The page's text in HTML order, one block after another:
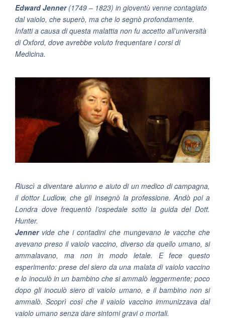
Edward Jenner(1749 – 1823) in gioventù venne contagiato
dal vaiolo, che superò, ma che lo segnò profondamente.
Infatti a causa di questa malattia non fu accetto all’università
di Oxford, dove avrebbe voluto frequentare i corsi di
Medicina.
Riuscì a diventare alunno e aiuto di un medico di campagna,
il dottor Ludlow, che gli insegnò la professione. Andò poi a
Londra dove frequentò l’ospedale sotto la guida del Dott.
Hunter.
Jennervide che i contadini che mungevano le vacche che
avevano preso il vaiolo vaccino, diverso da quello umano, si
ammalavano, ma non in modo letale. E fece questo
esperimento: prese del siero da una malata di vaiolo vaccino
e lo inoculò in un bambino che si ammalò leggermente; poco
dopo gli inoculò siero di vaiolo umano, e il bambino non si
ammalò. Scoprì così che il vaiolo vaccino immunizzava dal
vaiolo umano senza dare sintomi gravi o mortali.